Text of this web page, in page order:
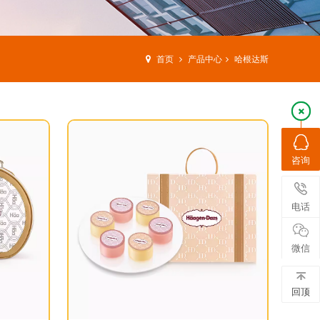
首页 产品中心 哈根达斯
咨询
电话
微信
回顶